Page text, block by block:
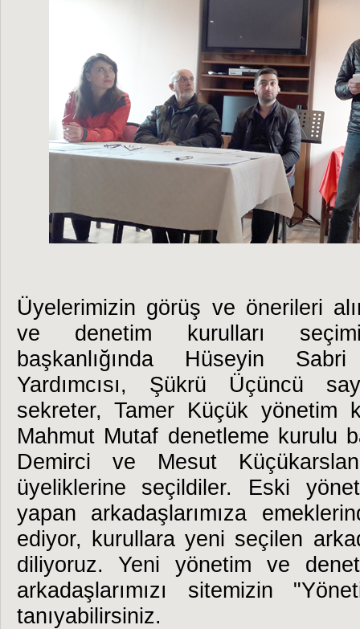
Üyelerimizin görüş ve önerileri
ve denetim kurulları
başkanlığında Hüseyin
Yardımcısı, Şükrü Üçüncü
sekreter, Tamer Küçük yönetim
Mahmut Mutaf denetleme kurulu
Demirci ve Mesut
üyeliklerine seçildiler. Eski
yapan arkadaşlarımıza
ediyor, kurullara yeni seçilen
diliyoruz. Yeni yönetim ve
arkadaşlarımızı sitemizin
tanıyabilirsiniz.